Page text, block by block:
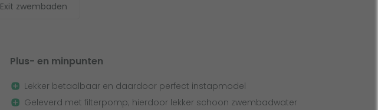
Exit zwembaden
Plus- en minpunten
Lekker betaalbaar en daardoor perfect instapmodel
Geleverd met filterpomp; hierdoor lekker schoon zwembadwater